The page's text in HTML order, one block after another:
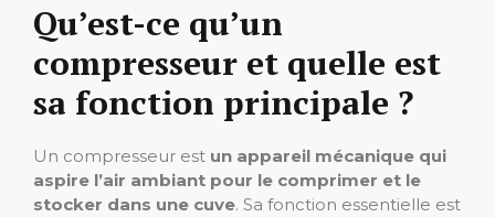
Qu’est-ce qu’un
compresseur et quelle est
sa fonction principale ?
Un compresseur est un appareil mécanique qui
aspire l’air ambiant pour le comprimer et le
stocker dans une cuve. Sa fonction essentielle est